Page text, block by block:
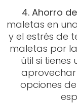
4. Ahorro
maletas en
y el estrés de
maletas por
útil si tienes
aprovechar
opciones